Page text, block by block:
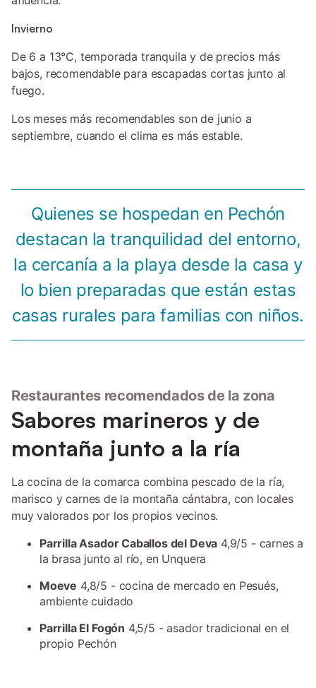
Invierno
De 6 a 13°C, temporada tranquila y de precios más
bajos, recomendable para escapadas cortas junto al
fuego.
Los meses más recomendables son de junio a
septiembre, cuando el clima es más estable.
Quienes se hospedan en Pechón
destacan la tranquilidad del entorno,
la cercanía a la playa desde la casa y
lo bien preparadas que están estas
casas rurales para familias con niños.
Restaurantes recomendados de la zona
Sabores marineros y de
montaña junto a la ría
La cocina de la comarca combina pescado de la ría,
marisco y carnes de la montaña cántabra, con locales
muy valorados por los propios vecinos.
Parrilla Asador Caballos del Deva 4,9/5 - carnes a
la brasa junto al río, en Unquera
Moeve 4,8/5 - cocina de mercado en Pesués,
ambiente cuidado
Parrilla El Fogón 4,5/5 - asador tradicional en el
propio Pechón